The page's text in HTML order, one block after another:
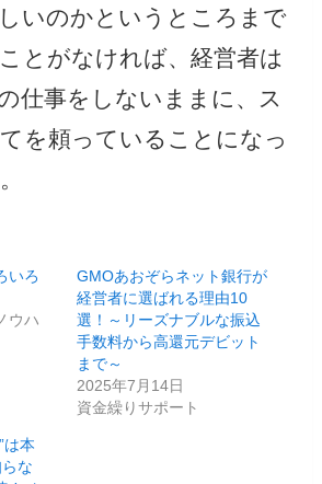
いのかというところまで
とがなければ、経営者は
仕事をしないままに、ス
を頼っていることになっ
いろ
ウハ
GMOあおぞらネット銀行が
経営者に選ばれる理由10
選！～リーズナブルな振込
手数料から高還元デビット
まで～
2025年7月14日
資金繰りサポート
は本
な